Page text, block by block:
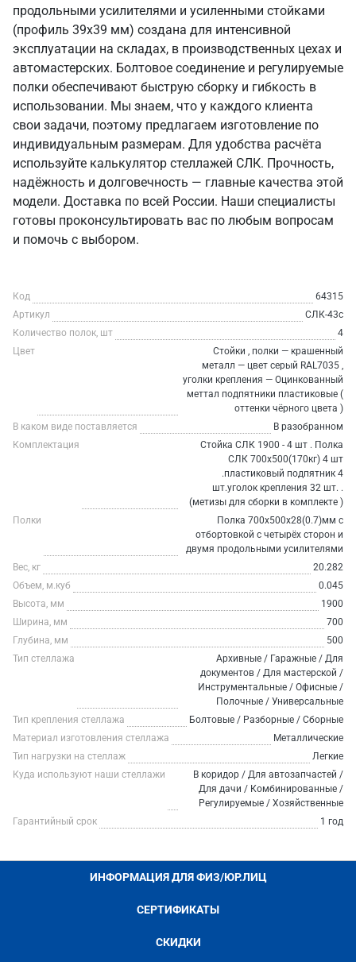
продольными усилителями и усиленными стойками
(профиль 39х39 мм) создана для интенсивной
эксплуатации на складах, в производственных цехах и
автомастерских. Болтовое соединение и регулируемые
полки обеспечивают быструю сборку и гибкость в
использовании. Мы знаем, что у каждого клиента
свои задачи, поэтому предлагаем изготовление по
индивидуальным размерам. Для удобства расчёта
используйте калькулятор стеллажей СЛК. Прочность,
надёжность и долговечность — главные качества этой
модели. Доставка по всей России. Наши специалисты
готовы проконсультировать вас по любым вопросам
и помочь с выбором.
Код
64315
Артикул
СЛК-43c
Количество полок, шт
4
Цвет
Стойки , полки — крашенный
металл — цвет серый RAL7035 ,
уголки крепления — Оцинкованный
меттал подпятники пластиковые (
оттенки чёрного цвета )
В каком виде поставляется
В разобранном
Комплектация
Стойка СЛК 1900 - 4 шт . Полка
СЛК 700х500(170кг) 4 шт
.пластиковый подпятник 4
шт.уголок крепления 32 шт. .
(метизы для сборки в комплекте )
Полки
Полка 700х500х28(0.7)мм с
отбортовкой с четырёх сторон и
двумя продольными усилителями
Вес, кг
20.282
Объем, м.куб
0.045
Высота, мм
1900
Ширина, мм
700
Глубина, мм
500
Тип стеллажа
Архивные / Гаражные / Для
документов / Для мастерской /
Инструментальные / Офисные /
Полочные / Универсальные
Тип крепления стеллажа
Болтовые / Разборные / Сборные
Материал изготовления стеллажа
Металлические
Тип нагрузки на стеллаж
Легкие
Куда используют наши стеллажи
В коридор / Для автозапчастей /
Для дачи / Комбинированные /
Регулируемые / Хозяйственные
Гарантийный срок
1 год
ИНФОРМАЦИЯ ДЛЯ ФИЗ/ЮР.ЛИЦ
СЕРТИФИКАТЫ
СКИДКИ